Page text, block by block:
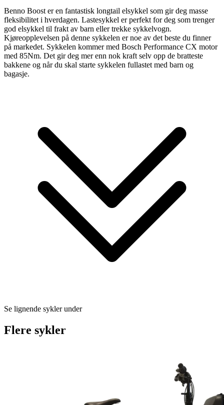
Benno Boost er en fantastisk longtail elsykkel som gir deg masse
fleksibilitet i hverdagen. Lastesykkel er perfekt for deg som trenger
god elsykkel til frakt av barn eller trekke sykkelvogn.
Kjøreopplevelsen på denne sykkelen er noe av det beste du finner
på markedet. Sykkelen kommer med Bosch Performance CX motor
med 85Nm. Det gir deg mer enn nok kraft selv opp de bratteste
bakkene og når du skal starte sykkelen fullastet med barn og
bagasje.
Se lignende sykler under
Flere sykler